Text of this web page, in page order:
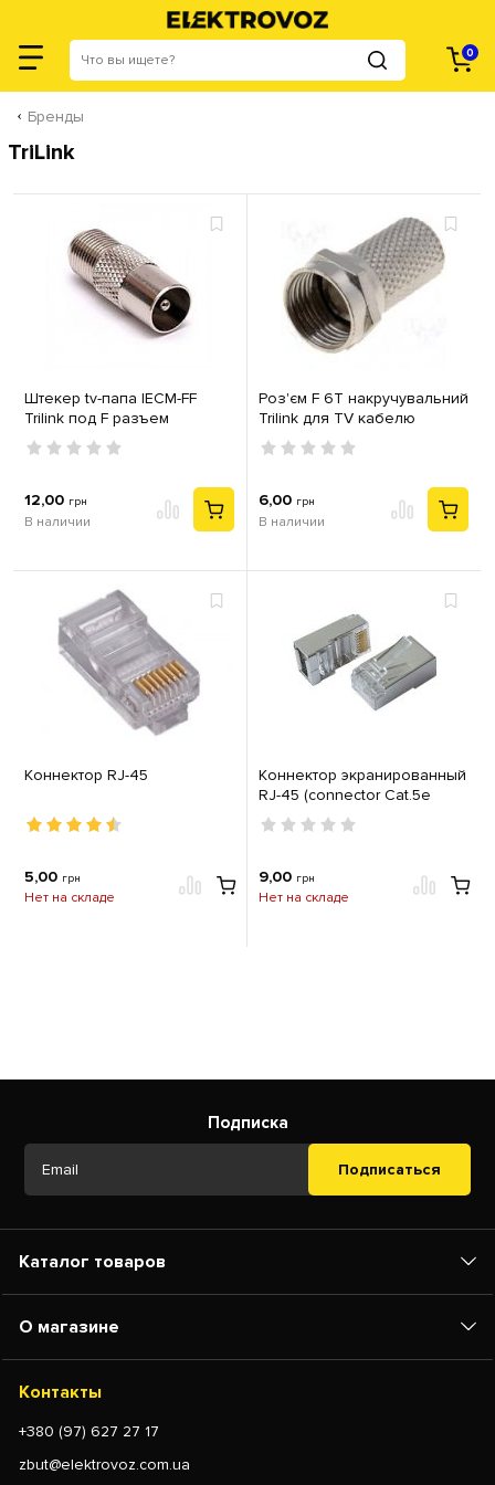
0
Бренды
TriLink
Штекер tv-папа IECM-FF
Trilink под F разъем
12,00 грн
В наличии
Роз'єм F 6T накручувальний
Trilink для TV кабелю
6,00 грн
В наличии
Коннектор RJ-45
5,00 грн
Нет на складе
Коннектор экранированный
RJ-45 (connector Cat.5e
shielded) Cor-X
9,00 грн
Нет на складе
Подписка
Подписаться
Каталог товаров
О магазине
Контакты
+380 (97) 627 27 17
zbut@elektrovoz.com.ua